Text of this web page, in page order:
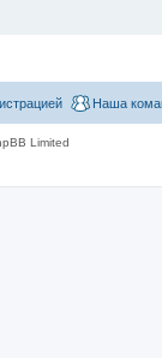
Наша
Limited